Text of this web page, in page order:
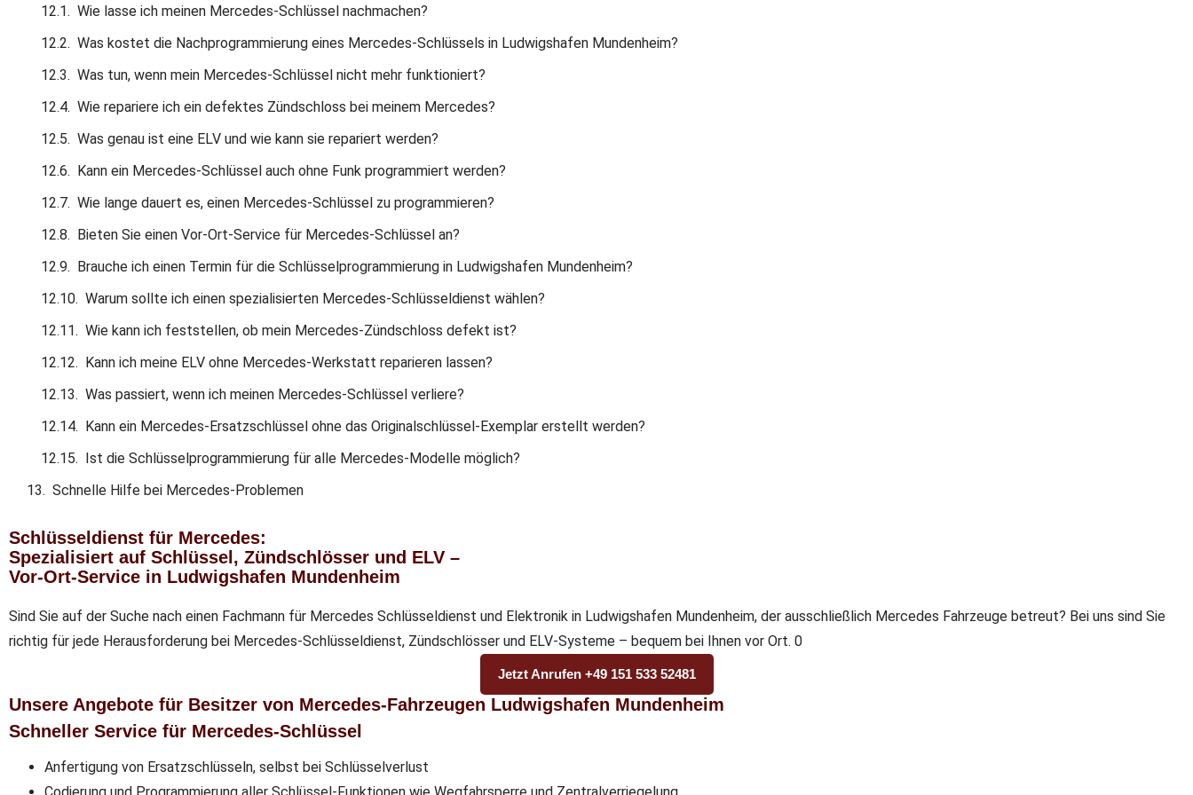
Wie lasse ich meinen Mercedes-Schlüssel nachmachen?
Was kostet die Nachprogrammierung eines Mercedes-Schlüssels in Ludwigshafen Mundenheim?
Was tun, wenn mein Mercedes-Schlüssel nicht mehr funktioniert?
Wie repariere ich ein defektes Zündschloss bei meinem Mercedes?
Was genau ist eine ELV und wie kann sie repariert werden?
Kann ein Mercedes-Schlüssel auch ohne Funk programmiert werden?
Wie lange dauert es, einen Mercedes-Schlüssel zu programmieren?
Bieten Sie einen Vor-Ort-Service für Mercedes-Schlüssel an?
Brauche ich einen Termin für die Schlüsselprogrammierung in Ludwigshafen Mundenheim?
Warum sollte ich einen spezialisierten Mercedes-Schlüsseldienst wählen?
Wie kann ich feststellen, ob mein Mercedes-Zündschloss defekt ist?
Kann ich meine ELV ohne Mercedes-Werkstatt reparieren lassen?
Was passiert, wenn ich meinen Mercedes-Schlüssel verliere?
Kann ein Mercedes-Ersatzschlüssel ohne das Originalschlüssel-Exemplar erstellt werden?
Ist die Schlüsselprogrammierung für alle Mercedes-Modelle möglich?
Schnelle Hilfe bei Mercedes-Problemen
Schlüsseldienst für Mercedes:
Spezialisiert auf Schlüssel, Zündschlösser und ELV –
Vor-Ort-Service in Ludwigshafen Mundenheim
Sind Sie auf der Suche nach einen Fachmann für Mercedes Schlüsseldienst und Elektronik in Ludwigshafen Mundenheim, der ausschließlich Mercedes Fahrzeuge betreut? Bei uns sind Sie
richtig für jede Herausforderung bei Mercedes-Schlüsseldienst, Zündschlösser und ELV-Systeme – bequem bei Ihnen vor Ort. 0
Jetzt Anrufen +49 151 533 52481
Unsere Angebote für Besitzer von Mercedes-Fahrzeugen Ludwigshafen Mundenheim
Schneller Service für Mercedes-Schlüssel
Anfertigung von Ersatzschlüsseln, selbst bei Schlüsselverlust